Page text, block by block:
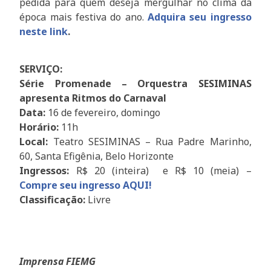
época mais festiva do ano. Adquira seu ingresso
neste link.
SERVIÇO:
Série Promenade – Orquestra SESIMINAS
apresenta Ritmos do Carnaval
Data: 16 de fevereiro, domingo
Horário: 11h
Local: Teatro SESIMINAS – Rua Padre Marinho,
60, Santa Efigênia, Belo Horizonte
Ingressos: R$ 20 (inteira) e R$ 10 (meia) –
Compre seu ingresso AQUI!
Classificação: Livre
Imprensa FIEMG